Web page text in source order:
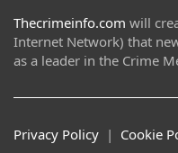
Thecrimeinfo.com will
Internet Network) that
as a leader in the Crime
Privacy Policy | Cookie